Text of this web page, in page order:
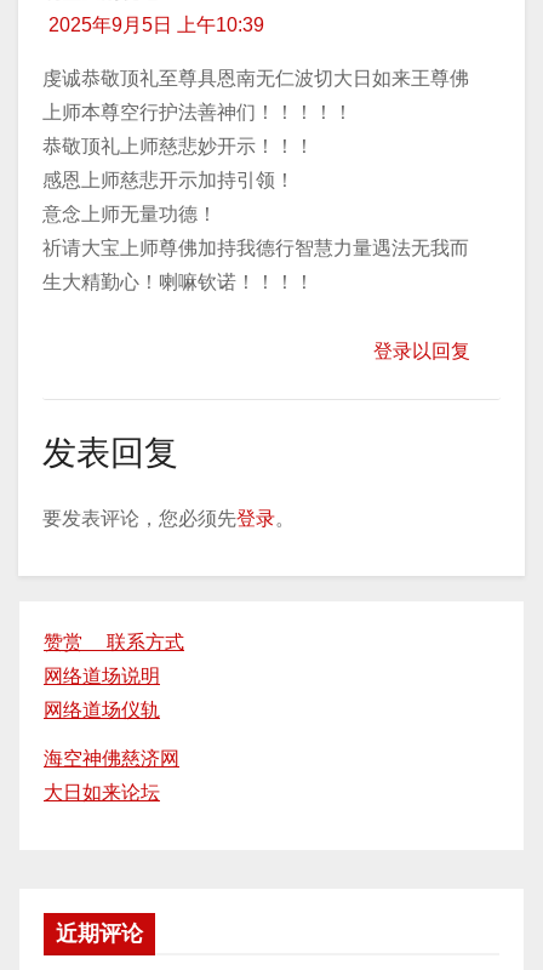
2025年9月5日 上午10:39
虔诚恭敬顶礼至尊具恩南无仁波切大日如来王尊佛
上师本尊空行护法善神们！！！！！
恭敬顶礼上师慈悲妙开示！！！
感恩上师慈悲开示加持引领！
意念上师无量功德！
祈请大宝上师尊佛加持我德行智慧力量遇法无我而
生大精勤心！喇嘛钦诺！！！！
登录以回复
发表回复
要发表评论，您必须先登录。
赞赏 联系方式
网络道场说明
网络道场仪轨
海空神佛慈济网
大日如来论坛
近期评论